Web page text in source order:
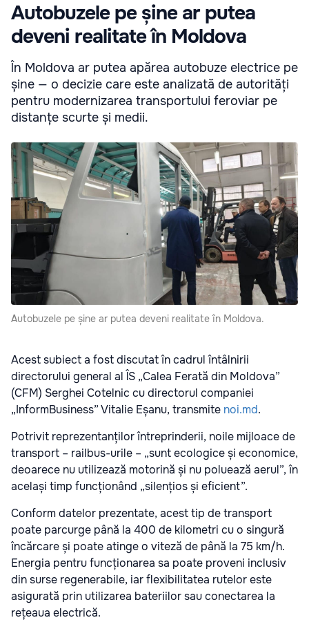
Autobuzele pe șine ar putea
deveni realitate în Moldova
În Moldova ar putea apărea autobuze electrice pe
șine — o decizie care este analizată de autorități
pentru modernizarea transportului feroviar pe
distanțe scurte și medii.
Autobuzele pe șine ar putea deveni realitate în Moldova.
Acest subiect a fost discutat în cadrul întâlnirii
directorului general al ÎS „Calea Ferată din Moldova”
(CFM) Serghei Сotelniс cu directorul companiei
„InformBusiness” Vitalie Eșanu, transmite noi.md.
Potrivit reprezentanților întreprinderii, noile mijloace de
transport – railbus-urile – „sunt ecologice și economice,
deoarece nu utilizează motorină și nu poluează aerul”, în
același timp funcționând „silențios și eficient”.
Conform datelor prezentate, acest tip de transport
poate parcurge până la 400 de kilometri cu o singură
încărcare și poate atinge o viteză de până la 75 km/h.
Energia pentru funcționarea sa poate proveni inclusiv
din surse regenerabile, iar flexibilitatea rutelor este
asigurată prin utilizarea bateriilor sau conectarea la
rețeaua electrică.